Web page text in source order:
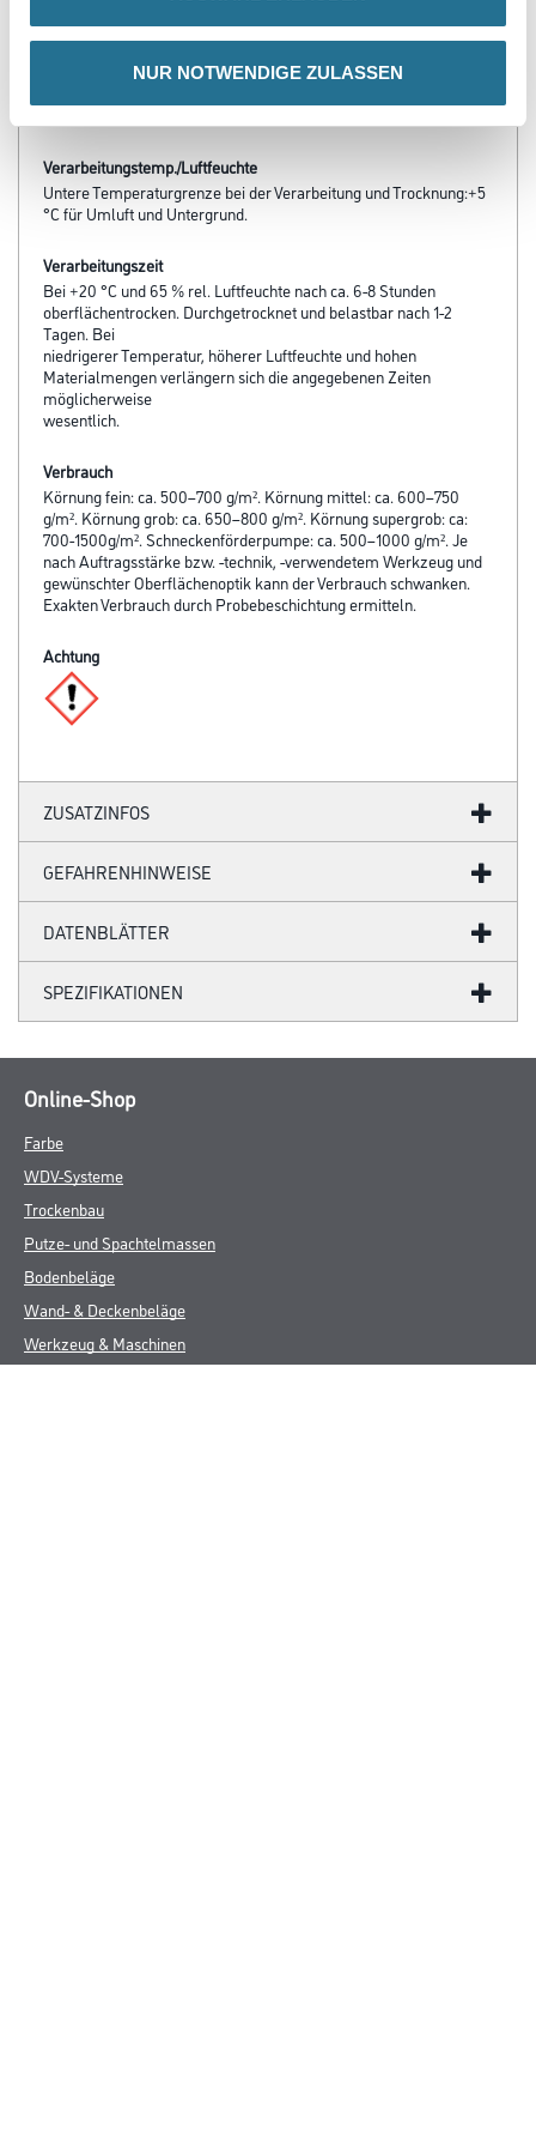
NUR NOTWENDIGE ZULASSEN
- Leicht und vielfältig strukturierbar
- Tönbar über ColorExpress sowie mit Vollton- und Abtönfarben
- Gut reinigungsfähig
Verarbeitungstemp./Luftfeuchte
Untere Temperaturgrenze bei der Verarbeitung und Trocknung:+5
°C für Umluft und Untergrund.
Verarbeitungszeit
Bei +20 °C und 65 % rel. Luftfeuchte nach ca. 6-8 Stunden
oberflächentrocken. Durchgetrocknet und belastbar nach 1-2
Tagen. Bei
niedrigerer Temperatur, höherer Luftfeuchte und hohen
Materialmengen verlängern sich die angegebenen Zeiten
möglicherweise
wesentlich.
Verbrauch
Körnung fein: ca. 500–700 g/m². Körnung mittel: ca. 600–750
g/m². Körnung grob: ca. 650–800 g/m². Körnung supergrob: ca:
700-1500g/m². Schneckenförderpumpe: ca. 500–1000 g/m². Je
nach Auftragsstärke bzw. -technik, -verwendetem Werkzeug und
gewünschter Oberflächenoptik kann der Verbrauch schwanken.
Exakten Verbrauch durch Probebeschichtung ermitteln.
Achtung
ZUSATZINFOS
GEFAHRENHINWEISE
DATENBLÄTTER
SPEZIFIKATIONEN
Online-Shop
Farbe
WDV-Systeme
Trockenbau
Putze- und Spachtelmassen
Bodenbeläge
Wand- & Deckenbeläge
Werkzeug & Maschinen